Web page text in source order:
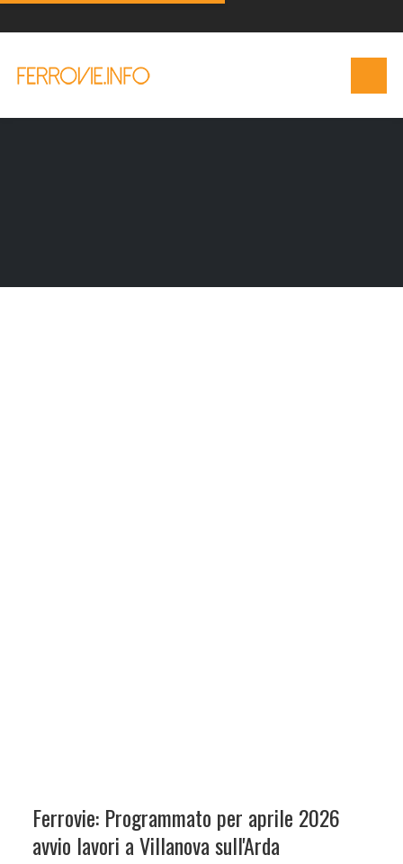
Ferrovie: Programmato per aprile 2026
avvio lavori a Villanova sull'Arda